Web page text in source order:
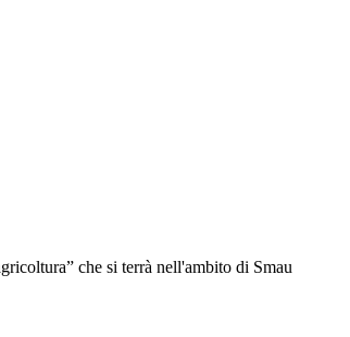
che si terrà nell'ambito di Smau